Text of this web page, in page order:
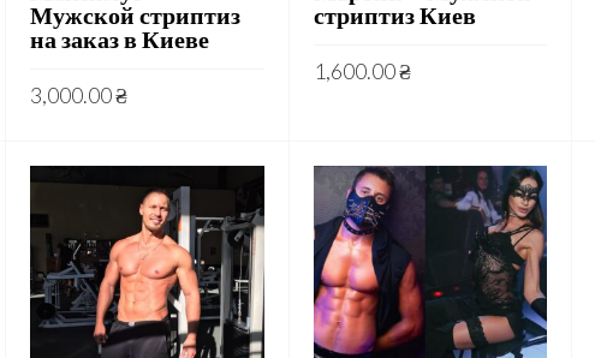
Мужской стриптиз
на заказ в Киеве
3,000.00₴
стриптиз Киев
1,600.00₴